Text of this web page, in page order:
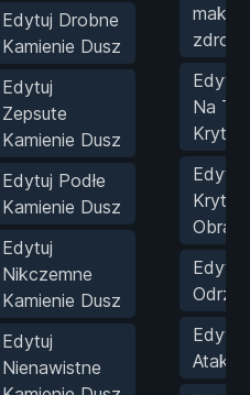
Edytuj Drobne
Kamienie Dusz
Edytuj
Zepsute
Kamienie Dusz
Edytuj Podłe
Kamienie Dusz
Edytuj
Nikczemne
Kamienie Dusz
Edytuj
Nienawistne
Edytuj
Na
Edytuj
Edytuj
Edytuj
Ataku/